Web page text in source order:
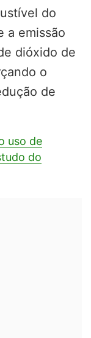
do
a emissão
dióxido de
o
de
uso de
do